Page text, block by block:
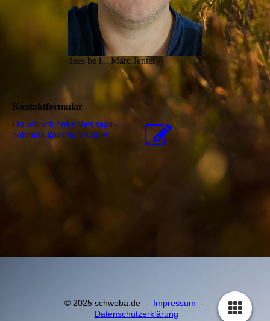
dees be i... Marc Jenter
Kontaktformular
Du willsch ons ebbes saga -
dohanna koasch des doa!
© 2025 schwoba.de - Impressum -
Datenschutzerklärung